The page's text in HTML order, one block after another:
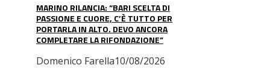
MARINO RILANCIA: “BARI SCELTA DI
PASSIONE E CUORE, C’È TUTTO PER
PORTARLA IN ALTO. DEVO ANCORA
COMPLETARE LA RIFONDAZIONE”
Domenico Farella10/08/2026